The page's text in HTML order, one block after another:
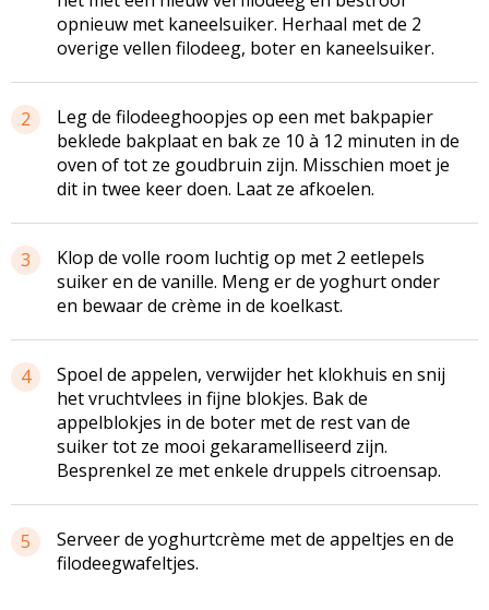
opnieuw met kaneelsuiker. Herhaal met de 2
overige vellen filodeeg, boter en kaneelsuiker.
2
Leg de filodeeghoopjes op een met bakpapier
beklede bakplaat en bak ze 10 à 12 minuten in de
oven of tot ze goudbruin zijn. Misschien moet je
dit in twee keer doen. Laat ze afkoelen.
3
Klop de volle room luchtig op met 2 eetlepels
suiker en de vanille. Meng er de yoghurt onder
en bewaar de crème in de koelkast.
4
Spoel de appelen, verwijder het klokhuis en snij
het vruchtvlees in fijne blokjes. Bak de
appelblokjes in de boter met de rest van de
suiker tot ze mooi gekaramelliseerd zijn.
Besprenkel ze met enkele druppels citroensap.
5
Serveer de yoghurtcrème met de appeltjes en de
filodeegwafeltjes.